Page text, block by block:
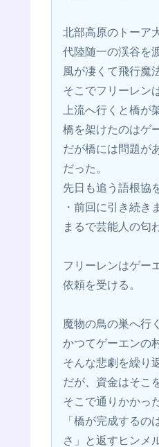
北部高原のトーア
代陸随一の渓谷を
風が凄くて飛行魔
そこでフリーレン
上流へ行くと橋が
橋を架けたのはゲ
だが橋には問題が
だった。
先日も追う語根協
・前回に引き続き
まるで芸能人の匂
フリーレンはゲー
依頼を受ける。
魔物の鳥の巣へ行
かつてゲーエンの
そんな悲劇を繰り
だが、資金はそこ
そこで通りかかっ
「橋が完成する
さ」と返すヒンメ